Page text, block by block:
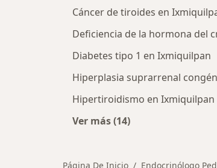
Cáncer de tiroides en
Deficiencia de la hormona del
Diabetes tipo 1 en Ixmiquilpan
Hiperplasia suprarrenal
Hipertiroidismo en Ixmiquilpan
Ver más (14)
Página De Inicio Endocrinólogo